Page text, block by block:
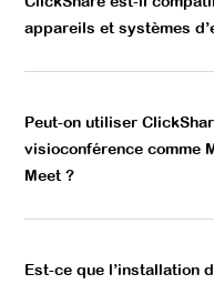
appareils et systèmes
Peut-on utiliser
visioconférence comme
Meet ?
Est-ce que l’installation